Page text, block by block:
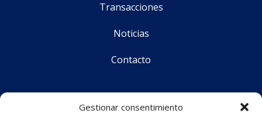
Gestionar consentimiento
Transacciones
Noticias
Contacto